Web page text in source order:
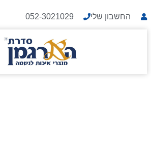
החשבון שלי 052-3021029